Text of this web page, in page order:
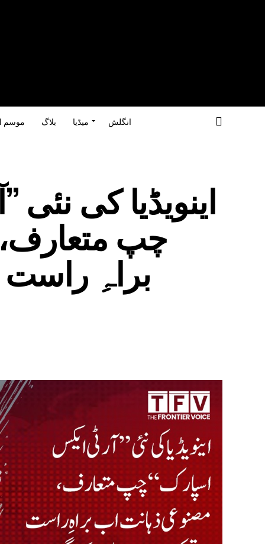
موسم بلاگ میڈیا انگلش
اینویڈیا کی نئی
چپ
براہِ راست